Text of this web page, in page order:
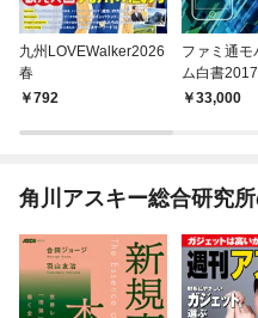
九州LOVEWalker2026
春
792
ファミ通モ
ム白書2017
33,000
角川アスキー総合研究